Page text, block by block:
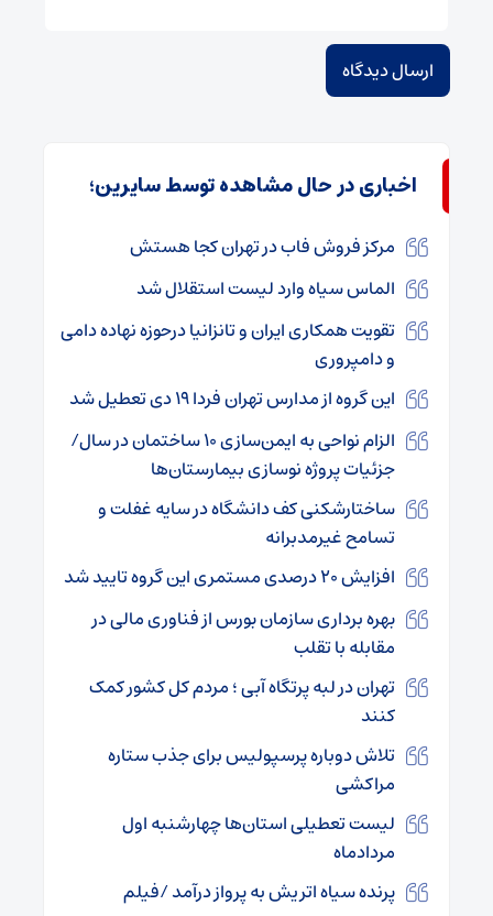
اخباری در حال مشاهده توسط سایرین؛
مرکز فروش فاب در تهران کجا هستش
الماس سیاه وارد لیست استقلال شد
تقویت همکاری‌ ایران و تانزانیا درحوزه نهاده‌ دامی
و دامپروری
این گروه از مدارس تهران فردا ۱۹ دی تعطیل شد
الزام نواحی به ایمن‌سازی ۱۰ ساختمان در سال/
جزئیات پروژه نوسازی بیمارستان‌ها
ساختارشکنی کف دانشگاه در سایه غفلت و
تسامح غیرمدبرانه
افزایش ۲۰ درصدی مستمری این گروه تایید شد
بهره برداری سازمان بورس از فناوری مالی در
مقابله با تقلب
تهران در لبه پرتگاه آبی ؛ مردم کل کشور کمک
کنند
تلاش دوباره پرسپولیس برای جذب ستاره
مراکشی
لیست تعطیلی استان‌ها چهارشنبه اول
مردادماه
پرنده سیاه اتریش به پرواز درآمد /فیلم